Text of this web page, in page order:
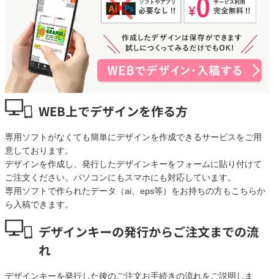
WEB上でデザインを作る方
専用ソフトがなくても簡単にデザインを作成できるサービスをご用
意しております。
デザインを作成し、発行したデザインキーをフォームに貼り付けて
ご注文ください。パソコンにもスマホにも対応しています。
専用ソフトで作られたデータ（ai、eps等）をお持ちの方もこちらか
ら入稿できます。
デザインキーの発行からご注文までの流
れ
デザインキーを発行した後のご注文お手続きの流れをご説明しま